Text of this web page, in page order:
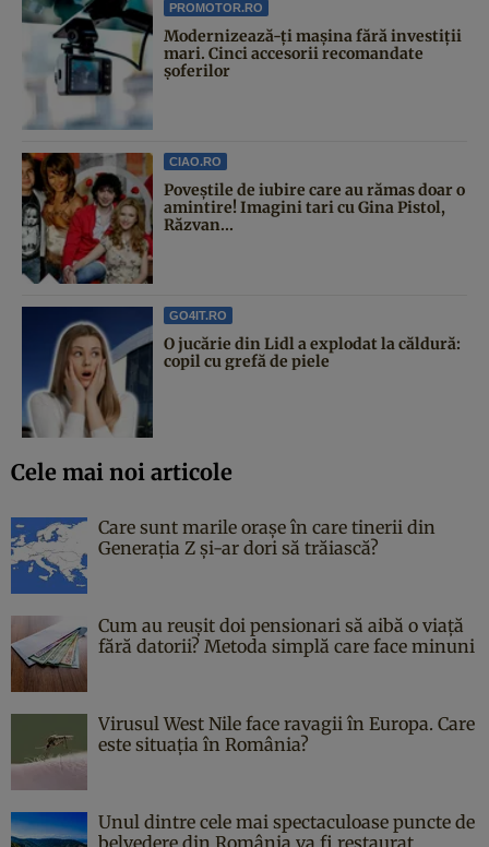
PROMOTOR.RO
Modernizează-ți mașina fără investiții
mari. Cinci accesorii recomandate
șoferilor
CIAO.RO
Poveştile de iubire care au rămas doar o
amintire! Imagini tari cu Gina Pistol,
Răzvan...
GO4IT.RO
O jucărie din Lidl a explodat la căldură:
copil cu grefă de piele
Cele mai noi articole
Care sunt marile orașe în care tinerii din
Generația Z și-ar dori să trăiască?
Cum au reușit doi pensionari să aibă o viață
fără datorii? Metoda simplă care face minuni
Virusul West Nile face ravagii în Europa. Care
este situația în România?
Unul dintre cele mai spectaculoase puncte de